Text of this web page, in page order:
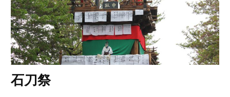
石刀祭